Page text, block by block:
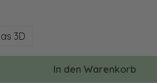
3D
Wert ein oder benutze
In den Warenkorb